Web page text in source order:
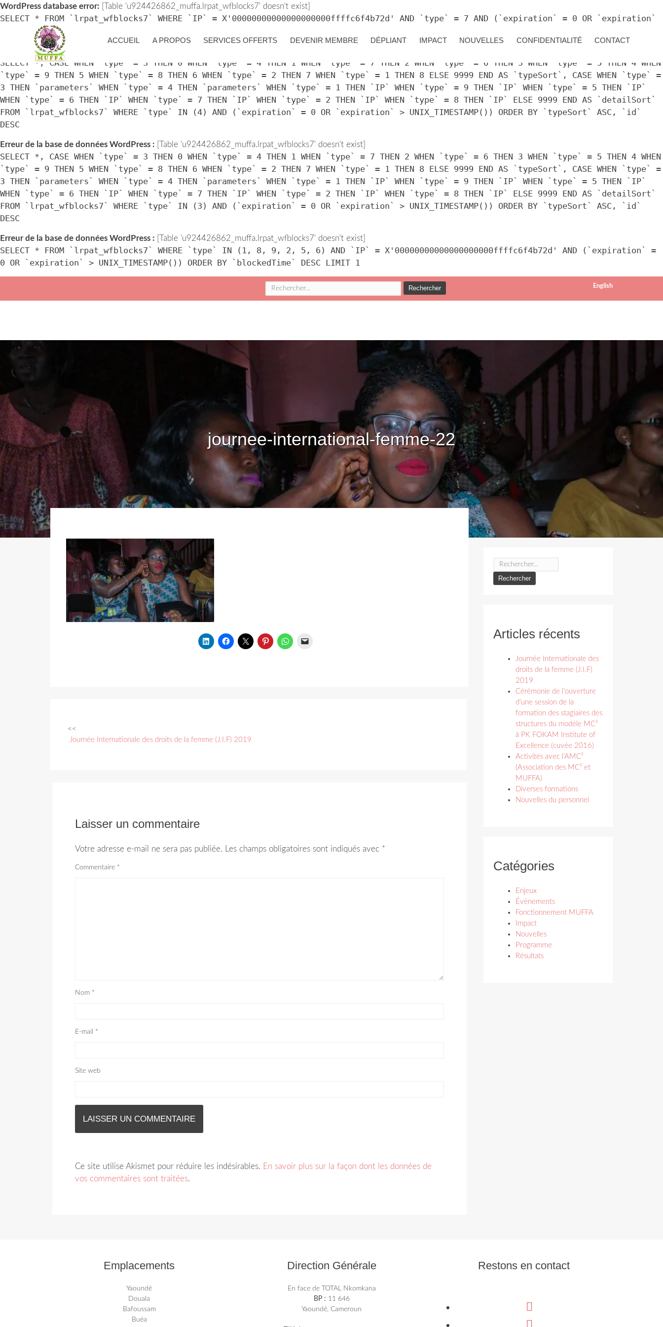
WordPress database error: [Table 'u924426862_muffa.lrpat_wfblocks7' doesn't exist]
SELECT * FROM `lrpat_wfblocks7` WHERE `IP` = X'00000000000000000000ffffc6f4b72d' AND `type` = 7 AND (`expiration` = 0 OR `expiration`
> UNIX_TIMESTAMP())
Erreur de la base de données WordPress :
SELECT *, CASE WHEN `type` = 3 THEN 0 WHEN `type` = 4 THEN 1 WHEN `type` = 7 THEN 2 WHEN `type` = 6 THEN 3 WHEN `type` = 5 THEN 4 WHEN
`type` = 9 THEN 5 WHEN `type` = 8 THEN 6 WHEN `type` = 2 THEN 7 WHEN `type` = 1 THEN 8 ELSE 9999 END AS `typeSort`, CASE WHEN `type` =
3 THEN `parameters` WHEN `type` = 4 THEN `parameters` WHEN `type` = 1 THEN `IP` WHEN `type` = 9 THEN `IP` WHEN `type` = 5 THEN `IP`
WHEN `type` = 6 THEN `IP` WHEN `type` = 7 THEN `IP` WHEN `type` = 2 THEN `IP` WHEN `type` = 8 THEN `IP` ELSE 9999 END AS `detailSort`
FROM `lrpat_wfblocks7` WHERE `type` IN (4) AND (`expiration` = 0 OR `expiration` > UNIX_TIMESTAMP()) ORDER BY `typeSort` ASC, `id`
DESC
Erreur de la base de données WordPress : [Table 'u924426862_muffa.lrpat_wfblocks7' doesn't exist]
SELECT *, CASE WHEN `type` = 3 THEN 0 WHEN `type` = 4 THEN 1 WHEN `type` = 7 THEN 2 WHEN `type` = 6 THEN 3 WHEN `type` = 5 THEN 4 WHEN
`type` = 9 THEN 5 WHEN `type` = 8 THEN 6 WHEN `type` = 2 THEN 7 WHEN `type` = 1 THEN 8 ELSE 9999 END AS `typeSort`, CASE WHEN `type` =
3 THEN `parameters` WHEN `type` = 4 THEN `parameters` WHEN `type` = 1 THEN `IP` WHEN `type` = 9 THEN `IP` WHEN `type` = 5 THEN `IP`
WHEN `type` = 6 THEN `IP` WHEN `type` = 7 THEN `IP` WHEN `type` = 2 THEN `IP` WHEN `type` = 8 THEN `IP` ELSE 9999 END AS `detailSort`
FROM `lrpat_wfblocks7` WHERE `type` IN (3) AND (`expiration` = 0 OR `expiration` > UNIX_TIMESTAMP()) ORDER BY `typeSort` ASC, `id`
DESC
Erreur de la base de données WordPress : [Table 'u924426862_muffa.lrpat_wfblocks7' doesn't exist]
SELECT * FROM `lrpat_wfblocks7` WHERE `type` IN (1, 8, 9, 2, 5, 6) AND `IP` = X'00000000000000000000ffffc6f4b72d' AND (`expiration` =
0 OR `expiration` > UNIX_TIMESTAMP()) ORDER BY `blockedTime` DESC LIMIT 1
Rechercher : English
ACCUEIL A PROPOS SERVICES OFFERTS DEVENIR MEMBRE DÉPLIANT IMPACT NOUVELLES CONFIDENTIALITÉ CONTACT
journee-international-femme-22
Navigation
<<
Journée Internationale des droits de la femme (J.I.F) 2019
Laisser un commentaire
Votre adresse e-mail ne sera pas publiée. Les champs obligatoires sont indiqués avec *
Commentaire *
Nom *
E-mail *
Site web
Ce site utilise Akismet pour réduire les indésirables. En savoir plus sur la façon dont les données de
vos commentaires sont traitées.
Rechercher :
Articles récents
Journée Internationale des
droits de la femme (J.I.F)
2019
Cérémonie de l’ouverture
d’une session de la
formation des stagiaires des
structures du modèle MC²
à PK FOKAM Institute of
Excellence (cuvée 2016)
Activités avec l’AMC²
(Association des MC² et
MUFFA)
Diverses formations
Nouvelles du personnel
Catégories
Enjeux
Évènements
Fonctionnement MUFFA
Impact
Nouvelles
Programme
Résultats
Emplacements
Yaoundé
Douala
Bafoussam
Buéa
Direction Générale
En face de TOTAL Nkomkana
BP : 11 646
Yaoundé, Cameroun
Restons en contact